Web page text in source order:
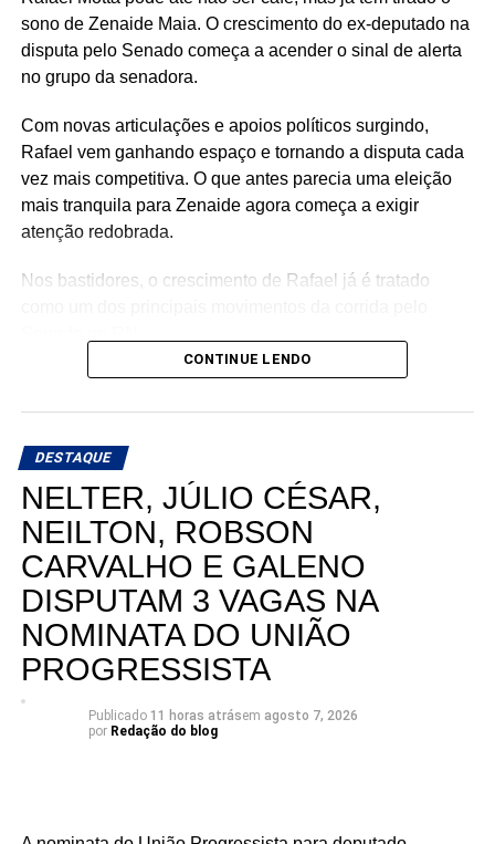
sono de Zenaide Maia. O crescimento do ex-deputado na
disputa pelo Senado começa a acender o sinal de alerta
no grupo da senadora.
Com novas articulações e apoios políticos surgindo,
Rafael vem ganhando espaço e tornando a disputa cada
vez mais competitiva. O que antes parecia uma eleição
mais tranquila para Zenaide agora começa a exigir
atenção redobrada.
Nos bastidores, o crescimento de Rafael já é tratado
CONTINUE LENDO
DESTAQUE
NELTER, JÚLIO CÉSAR,
NEILTON, ROBSON
CARVALHO E GALENO
DISPUTAM 3 VAGAS NA
NOMINATA DO UNIÃO
PROGRESSISTA
Publicado 11 horas atrásem agosto 7, 2026
por Redação do blog